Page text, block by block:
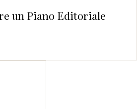
un Piano Editoriale